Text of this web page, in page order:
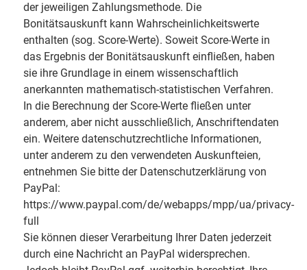
der jeweiligen Zahlungsmethode. Die
Bonitätsauskunft kann Wahrscheinlichkeitswerte
enthalten (sog. Score-Werte). Soweit Score-Werte in
das Ergebnis der Bonitätsauskunft einfließen, haben
sie ihre Grundlage in einem wissenschaftlich
anerkannten mathematisch-statistischen Verfahren.
In die Berechnung der Score-Werte fließen unter
anderem, aber nicht ausschließlich, Anschriftendaten
ein. Weitere datenschutzrechtliche Informationen,
unter anderem zu den verwendeten Auskunfteien,
entnehmen Sie bitte der Datenschutzerklärung von
PayPal:
https://www.paypal.com/de/webapps/mpp/ua/privacy-
full
Sie können dieser Verarbeitung Ihrer Daten jederzeit
durch eine Nachricht an PayPal widersprechen.